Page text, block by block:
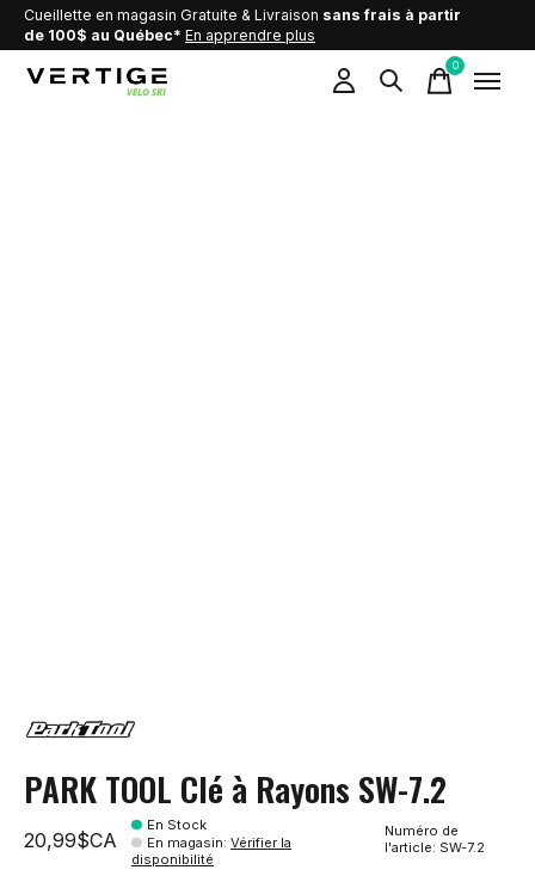
Cueillette en magasin Gratuite & Livraison sans frais à partir
de 100$ au Québec* En apprendre plus
0items
PARK TOOL Clé à Rayons SW-7.2
20,99$CA
En Stock
En magasin:Vérifier la
disponibilité
Numéro de
l'article: SW-7.2